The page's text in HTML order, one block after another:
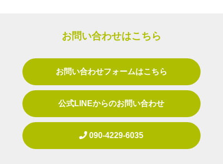
お問い合わせはこちら
お問い合わせフォームはこちら
公式LINEからのお問い合わせ
090-4229-6035